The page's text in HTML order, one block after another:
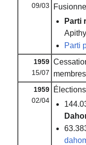
09/03
Parti
Apithy
Parti
1959
15/07
1959
02/04